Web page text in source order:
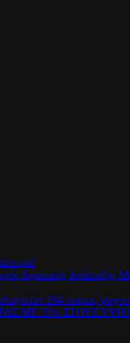
Αγροτικής Ανάπτυξης
164 νεκροί,
ΜΕ 33% ΣΤΟΥΣ